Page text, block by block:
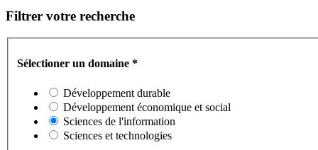
Filtrer votre recherche
Sélectioner un domaine *
Développement durable
Développement économique et social
Sciences de l'information
Sciences et technologies